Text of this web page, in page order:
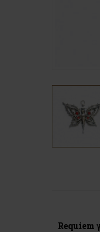
Requiem